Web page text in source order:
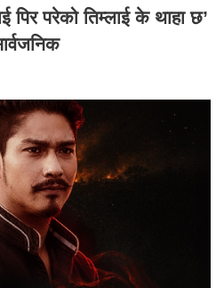
पिर परेको तिम्लाई के थाहा छ’